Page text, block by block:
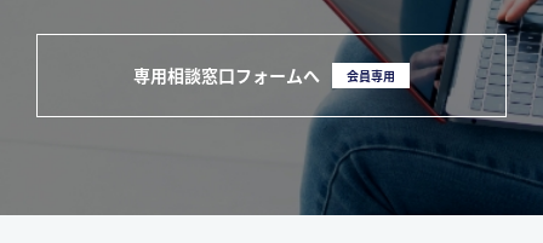
専用相談窓口フォームへ 会員専用